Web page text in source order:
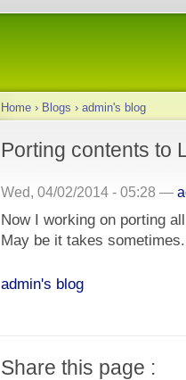
Home › Blogs › admin's blog
Porting contents to
Wed, 04/02/2014 - 05:28 —
Now I working on porting
May be it takes
admin's blog
Share this page :